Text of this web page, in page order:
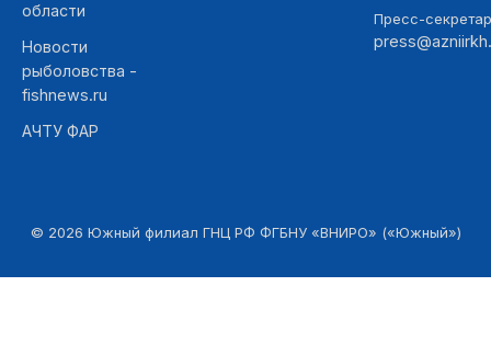
области
Новости
рыболовства -
fishnews.ru
АЧТУ ФАР
Пресс-
© 2026 Южный филиал ГНЦ РФ ФГБНУ «ВНИРО» («Южный»)